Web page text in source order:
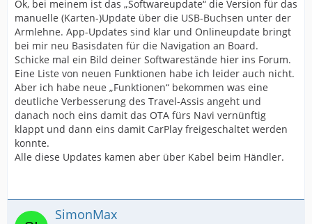
Ok, bei meinem ist das „Softwareupdate“ die Version für das
manuelle (Karten-)Update über die USB-Buchsen unter der
Armlehne. App-Updates sind klar und Onlineupdate bringt
bei mir neu Basisdaten für die Navigation an Board.
Schicke mal ein Bild deiner Softwarestände hier ins Forum.
Eine Liste von neuen Funktionen habe ich leider auch nicht.
Aber ich habe neue „Funktionen“ bekommen was eine
deutliche Verbesserung des Travel-Assis angeht und
danach noch eins damit das OTA fürs Navi vernünftig
klappt und dann eins damit CarPlay freigeschaltet werden
konnte.
Alle diese Updates kamen aber über Kabel beim Händler.
SimonMax